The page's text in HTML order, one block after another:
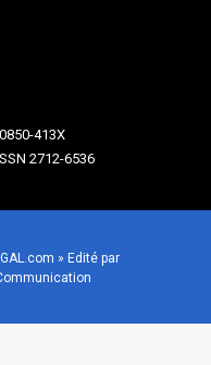
413X
2712-6536
» Edité par